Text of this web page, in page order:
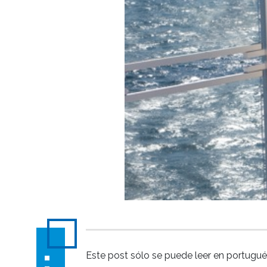
Este post sólo se puede leer en